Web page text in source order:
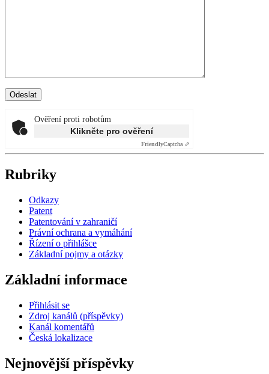
Ověření proti robotům
Klikněte pro ověření
FriendlyCaptcha ⇗
Rubriky
Odkazy
Patent
Patentování v zahraničí
Právní ochrana a vymáhání
Řízení o přihlášce
Základní pojmy a otázky
Základní informace
Přihlásit se
Zdroj kanálů (příspěvky)
Kanál komentářů
Česká lokalizace
Nejnovější příspěvky